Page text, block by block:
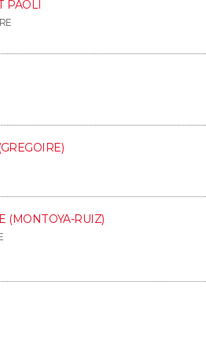
PAOLI
(MONTOYA-RUIZ)